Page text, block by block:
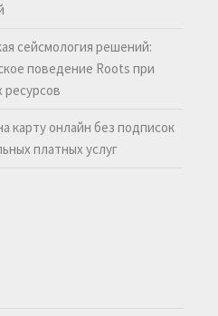
сейсмология решений:
поведение Roots при
ресурсов
карту онлайн без подписок
платных услуг